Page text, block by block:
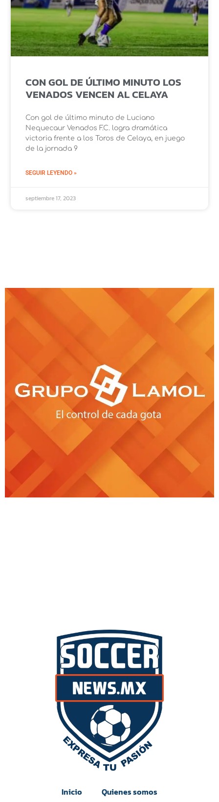
CON GOL DE ÚLTIMO MINUTO LOS
VENADOS VENCEN AL CELAYA
Con gol de último minuto de Luciano
Nequecaur Venados F.C. logra dramática
victoria frente a los Toros de Celaya, en juego
de la jornada 9
SEGUIR LEYENDO »
septiembre 17, 2023
Inicio Quienes somos